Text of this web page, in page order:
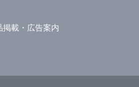
掲載・広告案内